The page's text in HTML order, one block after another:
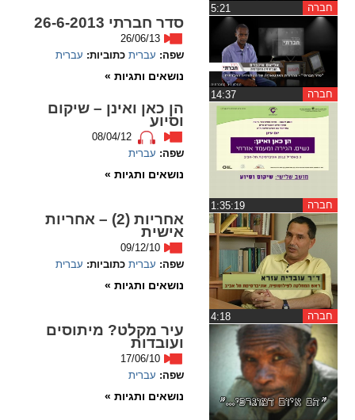
ניגודיות צבעים
brightness_high
ניגודיות בהירה ניגודיות כהה
format_underlined
קו תחתי לקישורים סימון קישורים
cached
flag
חברה
חברה
סדר חברתי 26-6-2013
26/06/13
שפה: עברית כתוביות: עברית
נושאים ותגיות »
חברה
הן כאן ואינן – שיקום
וסיוע
08/04/12
שפה: עברית
נושאים ותגיות »
חברה
אחריות (2) – אחריות
אישית
09/12/10
שפה: עברית כתוביות: עברית
נושאים ותגיות »
עיר מקלט? מיתוסים
ועובדות
17/06/10
שפה: עברית
נושאים ותגיות »